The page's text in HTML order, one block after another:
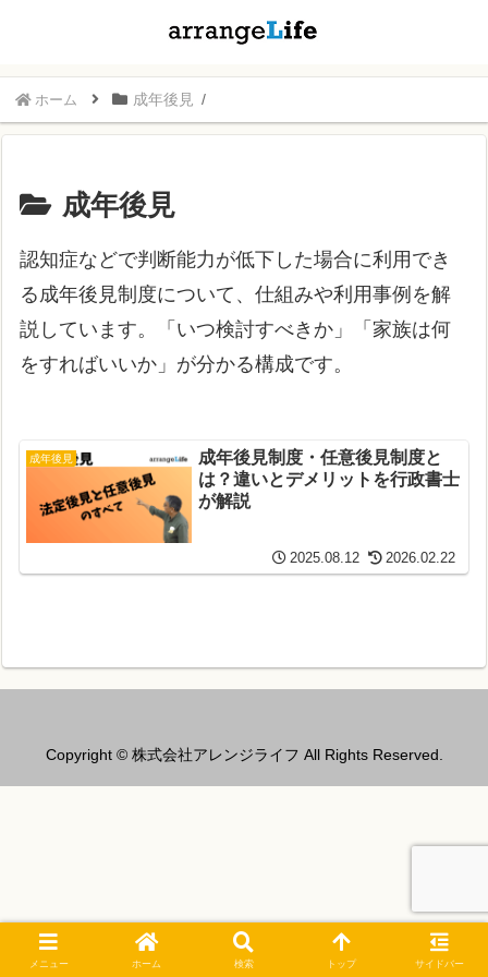
ホーム 成年後見
成年後見
認知症などで判断能力が低下した場合に利用でき
る成年後見制度について、仕組みや利用事例を解
説しています。「いつ検討すべきか」「家族は何
をすればいいか」が分かる構成です。
成年後見
成年後見制度・任意後見制度と
は？違いとデメリットを行政書士
が解説
2025.08.12 2026.02.22
Copyright © 株式会社アレンジライフ All Rights Reserved.
メニュー ホーム 検索 トップ サイドバー